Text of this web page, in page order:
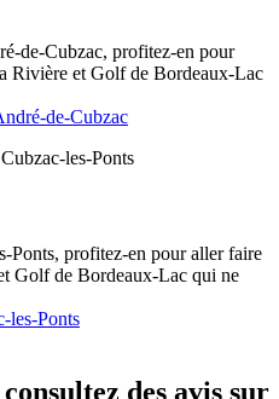
de-Cubzac, profitez-en pour
Rivière et Golf de Bordeaux-Lac
de-Cubzac
Ponts, profitez-en pour aller faire
Golf de Bordeaux-Lac qui ne
les-Ponts
des avis sur